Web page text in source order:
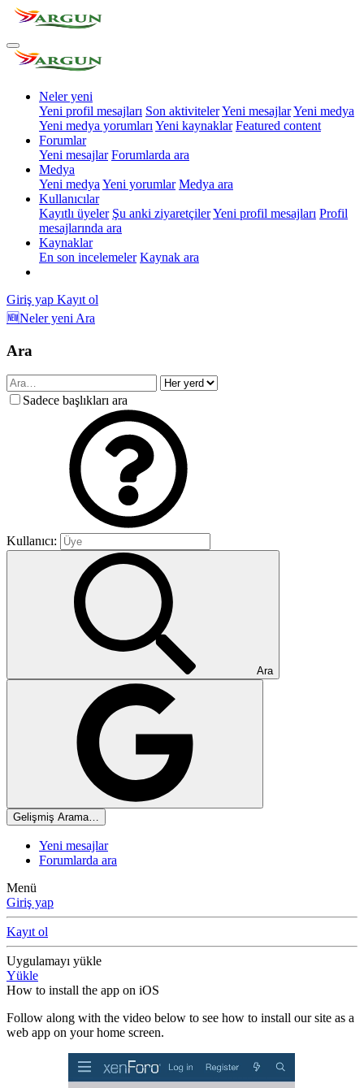
Neler yeni
Yeni profil mesajları Son aktivitelerYeni mesajlarYeni medya
Yeni medya yorumları Yeni kaynaklar Featured content
Forumlar
Yeni mesajlar Forumlarda ara
Medya
Yeni medya Yeni yorumlar Medya ara
Kullanıcılar
Kayıtlı üyeler Şu anki ziyaretçilerYeni profil mesajları Profil
mesajlarında ara
Kaynaklar
En son incelemeler Kaynak ara
Giriş yap Kayıt ol
🆕Neler yeni Ara
Ara
Sadece başlıkları ara
Kullanıcı:
Ara
Gelişmiş Arama…
Yeni mesajlar
Forumlarda ara
Menü
Giriş yap
Kayıt ol
Uygulamayı yükle
Yükle
How to install the app on iOS
Follow along with the video below to see how to install our site as a
web app on your home screen.